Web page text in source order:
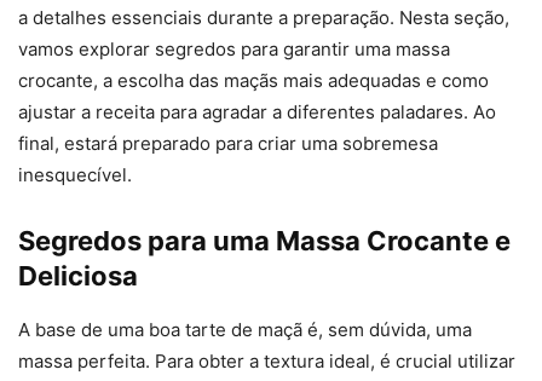
a detalhes essenciais durante a preparação. Nesta seção,
vamos explorar segredos para garantir uma massa
crocante, a escolha das maçãs mais adequadas e como
ajustar a receita para agradar a diferentes paladares. Ao
final, estará preparado para criar uma sobremesa
inesquecível.
Segredos para uma Massa Crocante e
Deliciosa
A base de uma boa tarte de maçã é, sem dúvida, uma
massa perfeita. Para obter a textura ideal, é crucial utilizar